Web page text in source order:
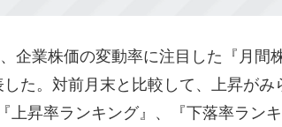
企業株価の変動率に注目した『月間
た。対前月末と比較して、上昇がみ
上昇率ランキング』、『下落率ラン